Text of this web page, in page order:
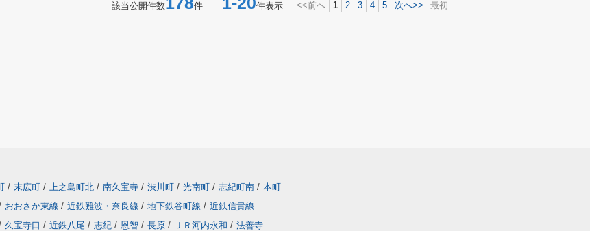
該当公開件数 件 件表示 <<前へ 1 2 3 4 5 次へ>> 最初
/ 末広町 / 上之島町北 / 南久宝寺 / 渋川町 / 光南町 / 志紀町南 / 本町
おおさか東線 / 近鉄難波・奈良線 / 地下鉄谷町線 / 近鉄信貴線
久宝寺口 / 近鉄八尾 / 志紀 / 恩智 / 長原 / ＪＲ河内永和 / 法善寺